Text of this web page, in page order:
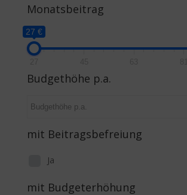
Monatsbeitrag
27 €
Budgethöhe p.a.
mit Beitragsbefreiung
Ja
mit Budgeterhöhung